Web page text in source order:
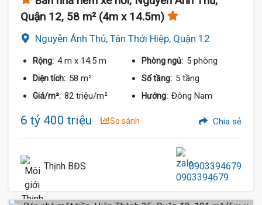
Quận 12, 58 m² (4m x 14.5m)
Nguyễn Ánh Thủ, Tân Thới Hiệp, Quận 12
Rộng: 4 m x 14.5 m Phòng ngủ: 5 phòng
Diện tích: 58 m² Số tầng: 5 tầng
Giá/m²: 82 triệu/m² Hướng: Đông Nam
6 tỷ 400 triệu So sánh Chia sẻ
Thịnh BĐS 0903394679